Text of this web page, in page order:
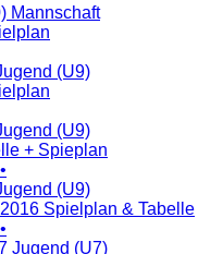
Mannschaft
(U9)
(U9)
+ Spieplan
(U9)
Spielplan & Tabelle
Jugend (U7)